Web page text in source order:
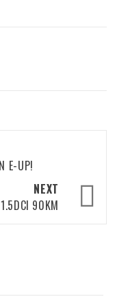
E-UP!
NEXT
90KM